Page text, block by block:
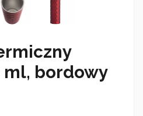
ml, bordowy